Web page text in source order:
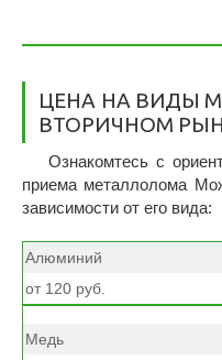
ЦЕНА НА ВИДЫ
ВТОРИЧНОМ
Ознакомтесь с
приема металлолома
зависимости от его вида:
Алюминий
от 120 руб.
Медь